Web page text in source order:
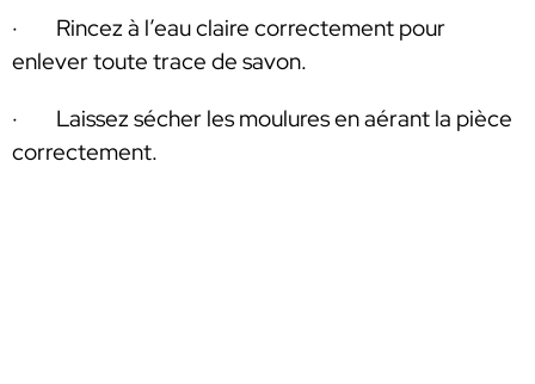
· Rincez à l’eau claire correctement pour
enlever toute trace de savon.
· Laissez sécher les moulures en aérant la pièce
correctement.